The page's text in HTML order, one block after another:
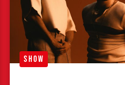
SHOW